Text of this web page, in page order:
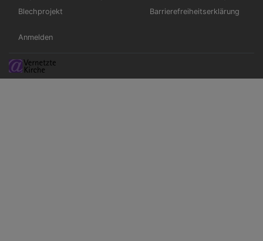
Blechprojekt
Barrierefreiheitserklärung
Benutzermenü
Anmelden